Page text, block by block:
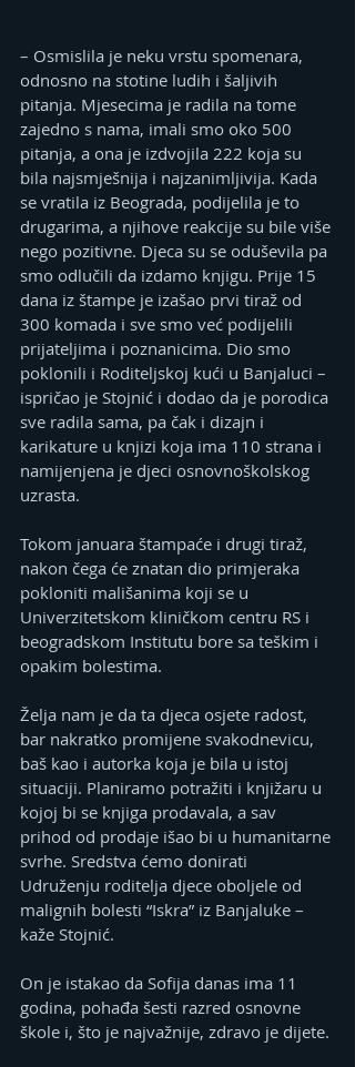
– Osmislila je neku vrstu spomenara,
odnosno na stotine ludih i šaljivih
pitanja. Mjesecima je radila na tome
zajedno s nama, imali smo oko 500
pitanja, a ona je izdvojila 222 koja su
bila najsmješnija i najzanimljivija. Kada
se vratila iz Beograda, podijelila je to
drugarima, a njihove reakcije su bile više
nego pozitivne. Djeca su se oduševila pa
smo odlučili da izdamo knjigu. Prije 15
dana iz štampe je izašao prvi tiraž od
300 komada i sve smo već podijelili
prijateljima i poznanicima. Dio smo
poklonili i Roditeljskoj kući u Banjaluci –
ispričao je Stojnić i dodao da je porodica
sve radila sama, pa čak i dizajn i
karikature u knjizi koja ima 110 strana i
namijenjena je djeci osnovnoškolskog
uzrasta.
Tokom januara štampaće i drugi tiraž,
nakon čega će znatan dio primjeraka
pokloniti mališanima koji se u
Univerzitetskom kliničkom centru RS i
beogradskom Institutu bore sa teškim i
opakim bolestima.
Želja nam je da ta djeca osjete radost,
bar nakratko promijene svakodnevicu,
baš kao i autorka koja je bila u istoj
situaciji. Planiramo potražiti i knjižaru u
kojoj bi se knjiga prodavala, a sav
prihod od prodaje išao bi u humanitarne
svrhe. Sredstva ćemo donirati
Udruženju roditelja djece oboljele od
malignih bolesti “Iskra” iz Banjaluke –
kaže Stojnić.
On je istakao da Sofija danas ima 11
godina, pohađa šesti razred osnovne
škole i, što je najvažnije, zdravo je dijete.